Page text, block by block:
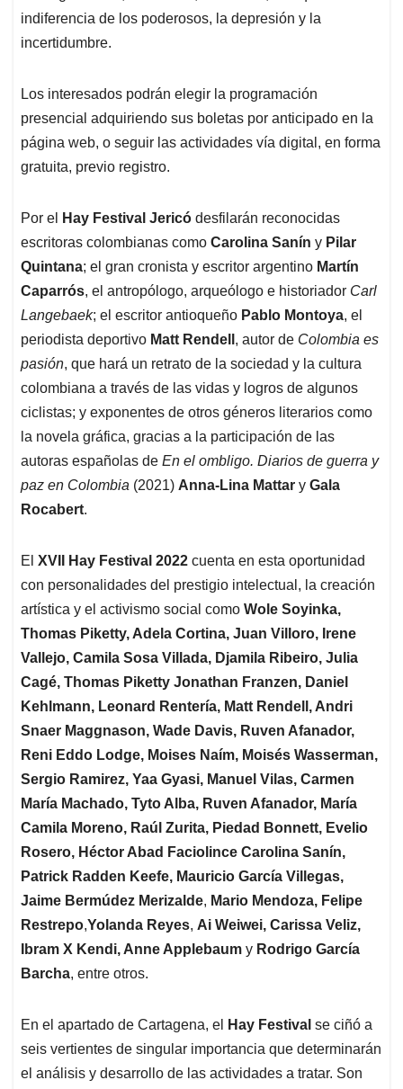
indiferencia de los poderosos, la depresión y la
incertidumbre.
Los interesados podrán elegir la programación
presencial adquiriendo sus boletas por anticipado en la
página web, o seguir las actividades vía digital, en forma
gratuita, previo registro.
Por el Hay Festival Jericó desfilarán reconocidas
escritoras colombianas como Carolina Sanín y Pilar
Quintana; el gran cronista y escritor argentino Martín
Caparrós, el antropólogo, arqueólogo e historiador Carl
Langebaek; el escritor antioqueño Pablo Montoya, el
periodista deportivo Matt Rendell , autor de Colombia es
pasión, que hará un retrato de la sociedad y la cultura
colombiana a través de las vidas y logros de algunos
ciclistas; y exponentes de otros géneros literarios como
la novela gráfica, gracias a la participación de las
autoras españolas de En el ombligo. Diarios de guerra y
paz en Colombia (2021) Anna-Lina Mattar y Gala
Rocabert.
El XVII Hay Festival 2022 cuenta en esta oportunidad
con personalidades del prestigio intelectual, la creación
artística y el activismo social como Wole Soyinka,
Thomas Piketty, Adela Cortina, Juan Villoro, Irene
Vallejo, Camila Sosa Villada, Djamila Ribeiro, Julia
Cagé, Thomas Piketty Jonathan Franzen, Daniel
Kehlmann, Leonard Rentería, Matt Rendell, Andri
Snaer Maggnason, Wade Davis, Ruven Afanador,
Reni Eddo Lodge, Moises Naím, Moisés Wasserman,
Sergio Ramirez, Yaa Gyasi, Manuel Vilas, Carmen
María Machado, Tyto Alba, Ruven Afanador, María
Camila Moreno, Raúl Zurita, Piedad Bonnett, Evelio
Rosero, Héctor Abad Faciolince Carolina Sanín,
Patrick Radden Keefe, Mauricio García Villegas,
Jaime Bermúdez Merizalde, Mario Mendoza, Felipe
Restrepo,Yolanda Reyes, Ai Weiwei, Carissa Veliz,
Ibram X Kendi, Anne Applebaum y Rodrigo García
Barcha, entre otros.
En el apartado de Cartagena, el Hay Festival se ciñó a
seis vertientes de singular importancia que determinarán
el análisis y desarrollo de las actividades a tratar. Son